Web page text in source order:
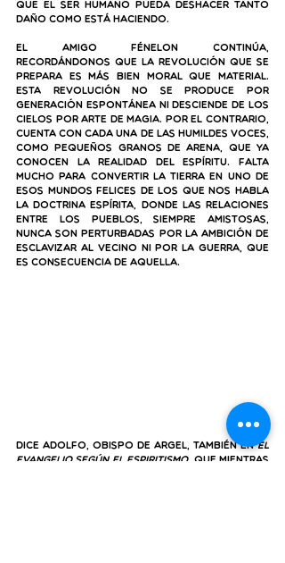
que el ser humano pueda deshacer tanto
daño como está haciendo.
El amigo Fénelon continúa,
recordándonos que la revolución que se
Esta revolución no se produce por
generación espontánea ni desciende de los
cielos por arte de magia. Por el contrario,
cuenta con cada una de las humildes voces,
como pequeños granos de arena, que ya
conocen la realidad del espíritu. Falta
mucho para convertir la Tierra en uno de
esos mundos felices de los que nos habla
la Doctrina Espírita, donde las relaciones
entre los pueblos, siempre amistosas,
nunca son perturbadas por la ambición de
esclavizar al vecino ni por la guerra, que
es consecuencia de aquella.
Dice Adolfo, obispo de Argel, también en El
Evangelio según el Espiritismo, que mientras